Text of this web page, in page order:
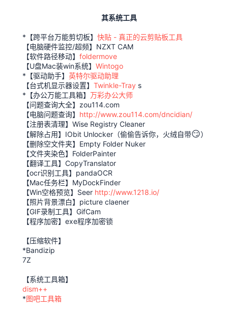
其系统工具
*【跨平台万能剪切板】 快贴 - 真正的云剪贴板工具
【电脑硬件监控/超频】NZXT CAM
【软件路径移动】 foldermove
【U盘Mac装win系统】 Wintogo
*【驱动助手】 英特尔驱动助理
【台式机显示器设置】 Twinkle-Tray s
*【办公万能工具箱】 万彩办公大师
【问题查询大全】zou114.com
【电脑问题查询】 http://www.zou114.com/dncidian/
【注册表清理】Wise Registry Cleaner
【解除占用】IObit Unlocker（偷偷告诉你，火绒自带😏）
【删除空文件夹】Empty Folder Nuker
【文件夹染色】FolderPainter
【翻译工具】CopyTranslator
【ocr识别工具】pandaOCR
【Mac任务栏】MyDockFinder
【Win空格预览】Seer http://www.1218.io/
【照片背景漂白】picture claener
【GIF录制工具】GifCam
【程序加密】exe程序加密锁
【压缩软件】
*Bandizip
7Z
【系统工具箱】
dism++
*图吧工具箱